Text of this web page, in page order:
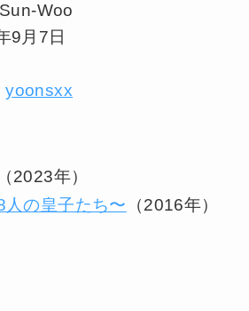
Woo
9月7日
yoonsxx
（2023年）
人の皇子たち〜 （2016年）